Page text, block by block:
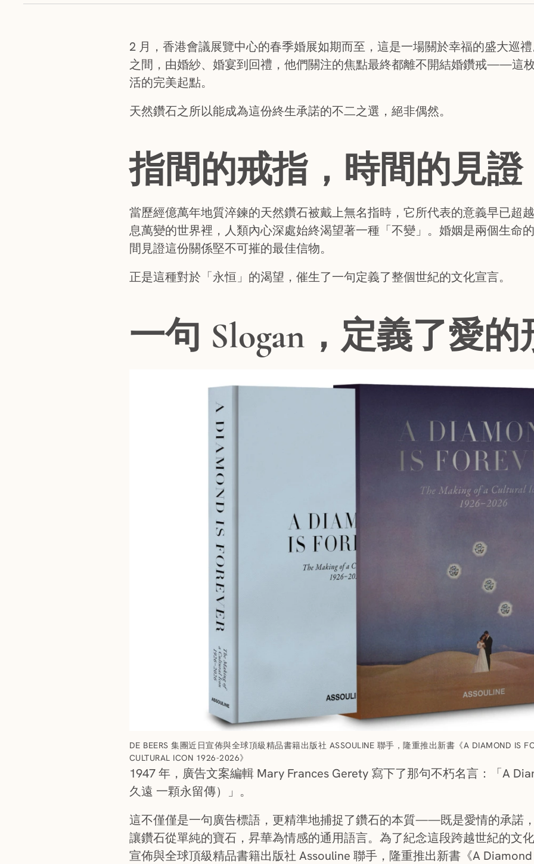
2 月，香港會議展覽中心的春季婚展如期而至，這是一場關於幸福的盛大巡
之間，由婚紗、婚宴到回禮，他們關注的焦點最終都離不開結婚鑽戒——這
活的完美起點。
天然鑽石之所以能成為這份終生承諾的不二之選，絕非偶然。
指間的戒指，時間的見證
當歷經億萬年地質淬鍊的天然鑽石被戴上無名指時，它所代表的意義早已超
息萬變的世界裡，人類內心深處始終渴望著一種「不變」。婚姻是兩個生命
間見證這份關係堅不可摧的最佳信物。
正是這種對於「永恒」的渴望，催生了一句定義了整個世紀的文化宣言。
一句 Slogan，定義了愛的
DE BEERS 集團近日宣佈與全球頂級精品書籍出版社 ASSOULINE 聯手，隆重推出新書《A DIAMOND IS
CULTURAL ICON 1926-2026》
1947 年，廣告文案編輯 Mary Frances Gerety 寫下了那句不朽名言：「A
久遠 一顆永留傳）」。
這不僅僅是一句廣告標語，更精準地捕捉了鑽石的本質——既是愛情的承諾
讓鑽石從單純的寶石，昇華為情感的通用語言。為了紀念這段跨越世紀的文
宣佈與全球頂級精品書籍出版社 Assouline 聯手，隆重推出新書《A